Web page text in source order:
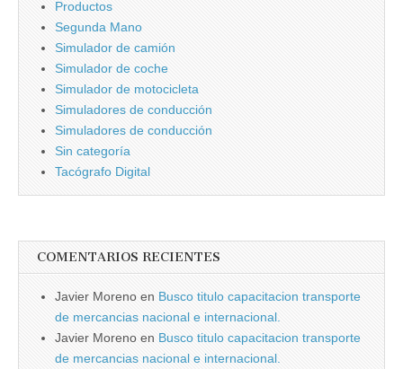
Productos
Segunda Mano
Simulador de camión
Simulador de coche
Simulador de motocicleta
Simuladores de conducción
Simuladores de conducción
Sin categorí­a
Tacógrafo Digital
COMENTARIOS RECIENTES
Javier Moreno en Busco titulo capacitacion transporte
de mercancias nacional e internacional.
Javier Moreno en Busco titulo capacitacion transporte
de mercancias nacional e internacional.